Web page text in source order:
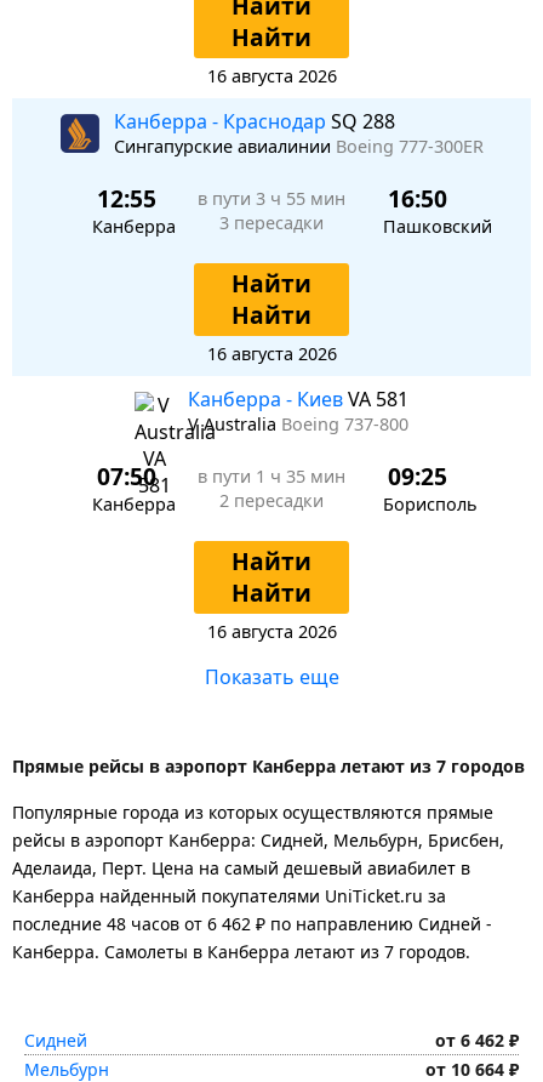
Найти
16 августа 2026
Канберра - Краснодар SQ 288
Сингапурские авиалинии Boeing 777-300ER
12:55
Канберра
в пути 3 ч 55 мин
3 пересадки
16:50
Пашковский
Найти
Найти
16 августа 2026
Канберра - КиевVA 581
V Australia Boeing 737-800
07:50
Канберра
в пути 1 ч 35 мин
2 пересадки
09:25
Борисполь
Найти
Найти
16 августа 2026
Показать еще
Прямые рейсы в аэропорт Канберра летают из 7 городов
Популярные города из которых осуществляются прямые
рейсы в аэропорт Канберра: Сидней, Мельбурн, Брисбен,
Аделаида, Перт. Цена на самый дешевый авиабилет в
Канберра найденный покупателями UniTicket.ru за
последние 48 часов от 6 462 ₽ по направлению Сидней -
Канберра. Самолеты в Канберра летают из 7 городов.
Сидней
от 6 462 ₽
Мельбурн
от 10 664 ₽